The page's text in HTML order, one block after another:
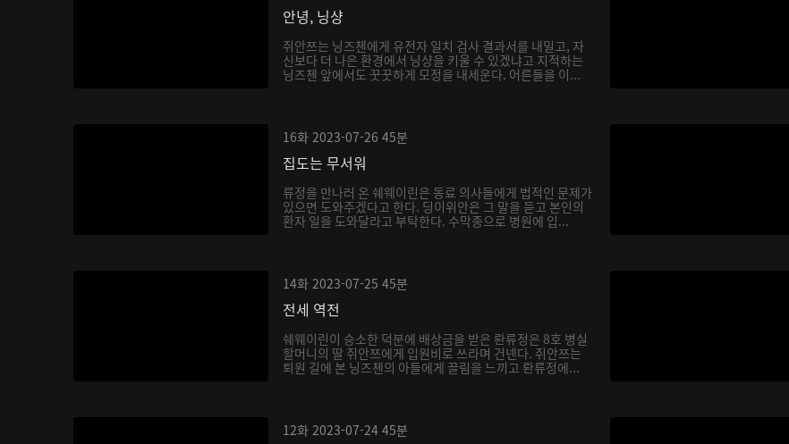
안녕, 닝샹
쥐안쯔는 닝즈첸에게 유전자 일치 검사 결과서를 내밀고, 자
신보다 더 나은 환경에서 닝샹을 키울 수 있겠냐고 지적하는
닝즈첸 앞에서도 꿋꿋하게 모정을 내세운다. 어른들을 이...
16화 2023-07-26 45분
집도는 무서워
류정을 만나러 온 쉐웨이린은 동료 의사들에게 법적인 문제가
있으면 도와주겠다고 한다. 딩이위안은 그 말을 듣고 본인의
환자 일을 도와달라고 부탁한다. 수막종으로 병원에 입...
14화 2023-07-25 45분
전세 역전
쉐웨이린이 승소한 덕분에 배상금을 받은 롼류정은 8호 병실
할머니의 딸 쥐안쯔에게 입원비로 쓰라며 건넨다. 쥐안쯔는
퇴원 길에 본 닝즈첸의 아들에게 끌림을 느끼고 롼류정에...
12화 2023-07-24 45분